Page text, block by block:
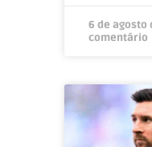
6 de agosto
comentário